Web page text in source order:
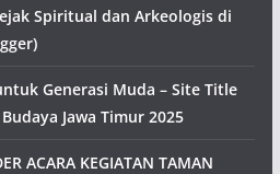
Spiritual dan Arkeologis di
Generasi Muda – Site Title
Jawa Timur 2025
ACARA KEGIATAN TAMAN